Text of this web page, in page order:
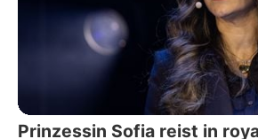
Prinzessin Sofia reist in